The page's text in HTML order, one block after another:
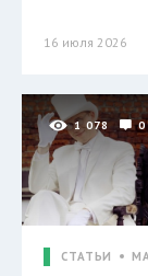
16 июля 2026
1 078 0
СТАТЬИ